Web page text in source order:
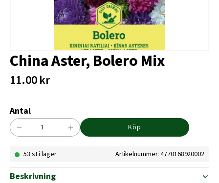
China Aster, Bolero Mix
11.00kr
Antal
China
Bolero
mängd
− + Köp
53 st i lager Artikelnummer: 4770168920002
Beskrivning